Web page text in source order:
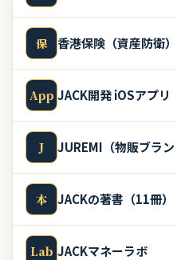
保 香港保険（資産防衛）
App JACK開発 iOSアプリ
J JUREMI（物販ブラン
本 JACKの著書（11冊）
Lab JACKマネーラボ